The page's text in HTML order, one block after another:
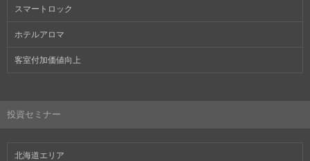
スマートロック
ホテルアロマ
客室付加価値向上
投資セミナー
北海道エリア